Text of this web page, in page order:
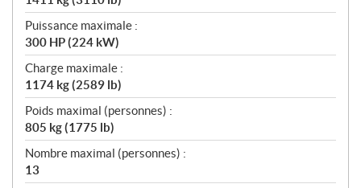
Puissance maximale :
300 HP (224 kW)
Charge maximale :
1174 kg (2589 lb)
Poids maximal (personnes) :
805 kg (1775 lb)
Nombre maximal (personnes) :
13